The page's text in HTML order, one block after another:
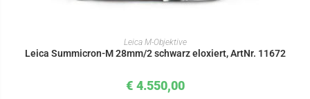
IN DEN WARENKORB
Leica M-Objektive
Leica Summicron-M 28mm/2 schwarz eloxiert, ArtNr. 11672
€ 4.550,00